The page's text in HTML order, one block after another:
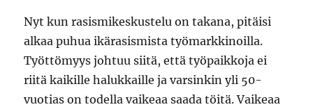
Nyt kun rasismikeskustelu on takana, pitäisi
alkaa puhua ikärasismista työmarkkinoilla.
Työttömyys johtuu siitä, että työpaikkoja ei
riitä kaikille halukkaille ja varsinkin yli 50-
vuotias on todella vaikeaa saada töitä. Vaikeaa